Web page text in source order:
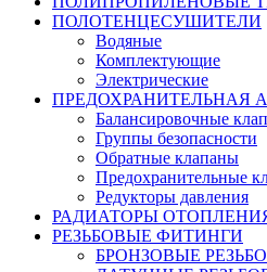
ПОЛОТЕНЦЕСУШИТЕЛИ
Водяные
Комплектующие
Электрические
ПРЕДОХРАНИТЕЛЬНАЯ
Балансировочные
Группы безопасности
Обратные клапаны
Предохранительные
Редукторы давления
РАДИАТОРЫ
РЕЗЬБОВЫЕ ФИТИНГИ
БРОНЗОВЫЕ